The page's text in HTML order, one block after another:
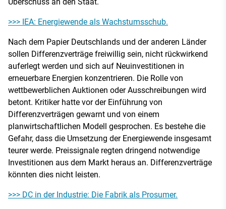
>>> IEA: Energiewende als Wachstumsschub.
Nach dem Papier Deutschlands und der anderen Länder
sollen Differenzverträge freiwillig sein, nicht rückwirkend
auferlegt werden und sich auf Neuinvestitionen in
erneuerbare Energien konzentrieren. Die Rolle von
wettbewerblichen Auktionen oder Ausschreibungen wird
betont. Kritiker hatte vor der Einführung von
Differenzverträgen gewarnt und von einem
planwirtschaftlichen Modell gesprochen. Es bestehe die
Gefahr, dass die Umsetzung der Energiewende insgesamt
teurer werde. Preissignale regten dringend notwendige
Investitionen aus dem Markt heraus an. Differenzverträge
könnten dies nicht leisten.
>>> DC in der Industrie: Die Fabrik als Prosumer.